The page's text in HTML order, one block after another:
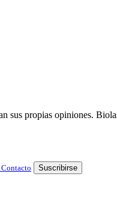
sus propias opiniones.